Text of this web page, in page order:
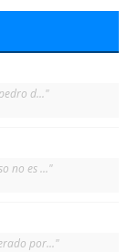
d..."
no es ..."
por..."